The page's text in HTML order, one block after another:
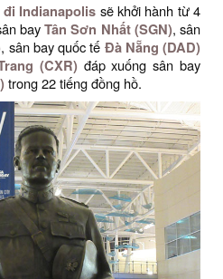
đi Indianapolis sẽ khởi hành từ 4
bayTân Sơn Nhất (SGN), sân
, sân bay quốc tế Đà Nẵng (DAD)
(CXR) đáp xuống sân bay
trong 22 tiếng đồng hồ.